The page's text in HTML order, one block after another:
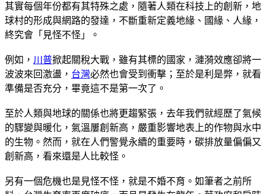
其實每個年份都有其特殊之處，隨著人類在科技上的創新，地
球村的形成與網路的發達，不斷重新定義地緣、國緣、人緣，
終究會「見怪不怪」。
例如， 川普掀起關稅大戰，雖有其標的國家，漣漪效應卻將一
波波來回激盪， 台灣必然也會受到衝擊；至於是利是弊，就看
準備是否充分，畢竟這不是第一次了。
至於人類與地球的關係也將更趨緊張，去年我們就經歷了氣候
的驟變與暖化，氣溫屢創新高，嚴重影響地表上的作物與水中
的生物。然而，就在人們警覺永續的重要時，碳排放量偏偏又
創新高，看來還是人比較怪。
另有一個危機也是見怪不怪，就是不婚不育。如筆者之前所